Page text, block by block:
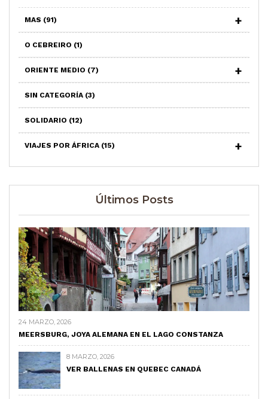
MAS (91)
O CEBREIRO (1)
ORIENTE MEDIO (7)
SIN CATEGORÍA (3)
SOLIDARIO (12)
VIAJES POR ÁFRICA (15)
Últimos Posts
24 MARZO, 2026
MEERSBURG, JOYA ALEMANA EN EL LAGO CONSTANZA
8 MARZO, 2026
VER BALLENAS EN QUEBEC CANADÁ